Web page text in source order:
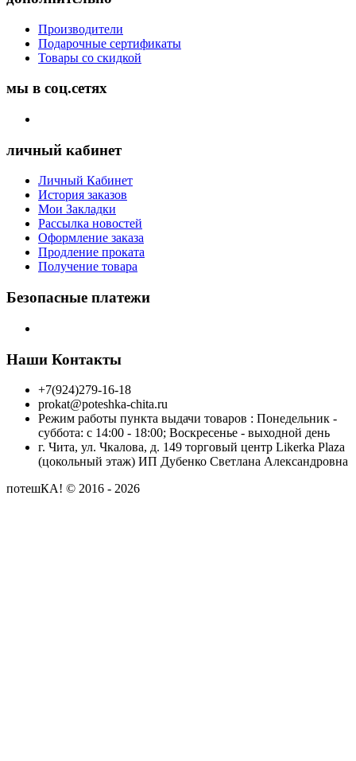
Производители
Подарочные сертификаты
Товары со скидкой
мы в соц.сетях
личный кабинет
Личный Кабинет
История заказов
Мои Закладки
Рассылка новостей
Оформление заказа
Продление проката
Получение товара
Безопасные платежи
Наши Контакты
+7(924)279-16-18
prokat@poteshka-chita.ru
Режим работы пункта выдачи товаров : Понедельник -
суббота: с 14:00 - 18:00; Воскресенье - выходной день
г. Чита, ул. Чкалова, д. 149 торговый центр Likerka Plaza
(цокольный этаж) ИП Дубенко Светлана Александровна
потешКА! © 2016 - 2026